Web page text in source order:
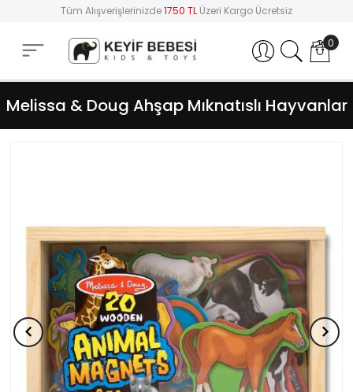
Tüm Alışverişlerinizde1750 TL Üzeri Kargo Ücretsiz
Hesabım 0
Melissa & Doug Ahşap Mıknatıslı Hayvanlar